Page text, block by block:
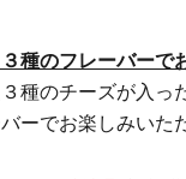
種のフレーバーで
種のチーズが入
ーでお楽しみいた